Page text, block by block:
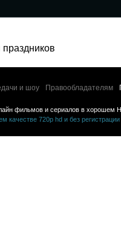
и шоу Правообладателям
фильмов и сериалов в хорошем
720p hd и без